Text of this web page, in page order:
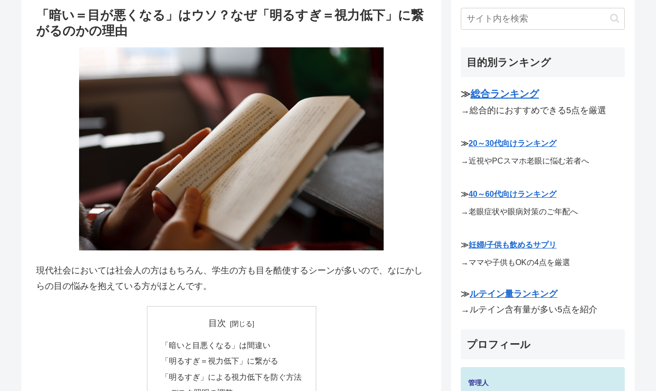
「暗い＝目が悪くなる」はウソ？なぜ「明るすぎ＝視力低下」に繋
がるのかの理由
現代社会においては社会人の方はもちろん、学生の方も目を酷使するシーンが多いので、なにかし
らの目の悩みを抱えている方がほとんです。
目次
「暗いと目悪くなる」は間違い
「明るすぎ＝視力低下」に繋がる
「明るすぎ」による視力低下を防ぐ方法
目的別ランキング
≫総合ランキング
→総合的におすすめできる5点を厳選
≫20～30代向けランキング
→近視やPCスマホ老眼に悩む若者へ
≫40～60代向けランキング
→老眼症状や眼病対策のご年配へ
≫妊婦/子供も飲めるサプリ
→ママや子供もOKの4点を厳選
≫ルテイン量ランキング
→ルテイン含有量が多い5点を紹介
プロフィール
管理人